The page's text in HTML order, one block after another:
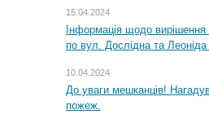
15.04.2024
Інформація щодо
по вул. Дослідна та Леоніда
10.04.2024
До уваги мешканців!
пожеж.